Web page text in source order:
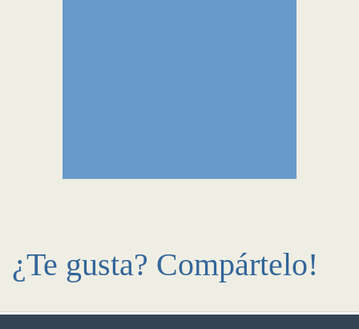
¿Te gusta? Compártelo!